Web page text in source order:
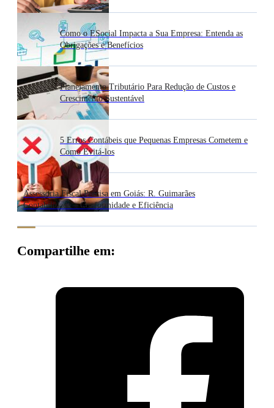
Como o ESocial Impacta a Sua Empresa: Entenda as
Obrigações e Benefícios
Planejamento Tributário Para Redução de Custos e
Crescimento Sustentável
5 Erros Contábeis que Pequenas Empresas Cometem e
Como Evitá-los
Assessoria Fiscal Precisa em Goiás: R. Guimarães
Contabilidade – Conformidade e Eficiência
Compartilhe em: